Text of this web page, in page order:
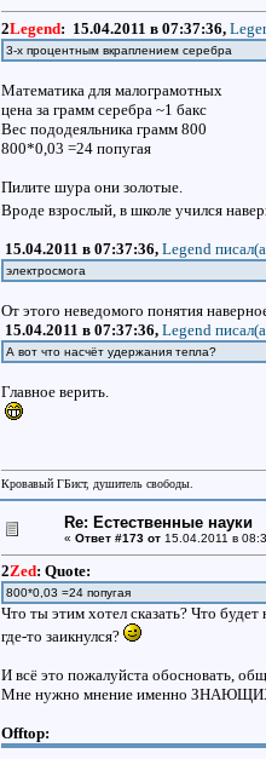
2Legend: 15.04.2011 в 07:37:36,
3-х процентным вкраплением серебра
Математика для малограмотных
цена за грамм серебра ~1 бакс
Вес пододеяльника грамм 800
800*0,03 =24 попугая
Пилите шура они золотые.
Вроде взрослый, в школе учился
15.04.2011 в 07:37:36, Legend
электросмога
От этого неведомого понятия
15.04.2011 в 07:37:36, Legend
А вот что насчёт удержания тепла?
Главное верить.
Кровавый ГБист, душитель свободы.
Re: Естественные науки
« Ответ #173 от15.04.2011 в
2Zed: Quote:
800*0,03 =24 попугая
Что ты этим хотел сказать? Что
где-то заикнулся?
И всё это пожалуйста обосновать,
Мне нужно мнение именно ЗНАЮЩИХ
Offtop: